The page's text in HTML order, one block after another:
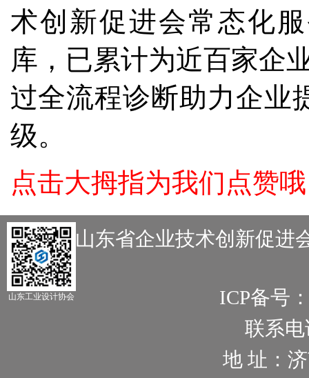
术创新促进会常态化
库，已累计为近百家企
过全流程诊断助力企业
级。
点击大拇指为我们点赞
主办：山东省企业技术创新促进
ICP备号
联系电
地 址：
山东工业设计协会